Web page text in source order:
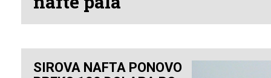
SIROVA NAFTA PONOVO